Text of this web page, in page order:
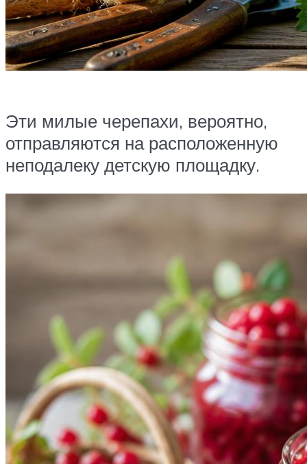
Эти милые черепахи, вероятно,
отправляются на расположенную
неподалеку детскую площадку.